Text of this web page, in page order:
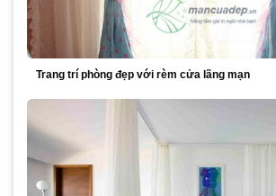
Trang trí phòng đẹp với rèm cửa lãng mạn